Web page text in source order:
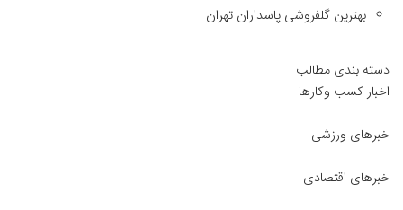
بهترین گلفروشی پاسداران تهران
دسته بندی مطالب
اخبار کسب وکارها
خبرهای ورزشی
خبرهای اقتصادی